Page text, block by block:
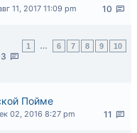
10
11, 2017 11:09 pm
1 … 6 7 8 9 10
Пойме
11
02, 2016 8:27 pm